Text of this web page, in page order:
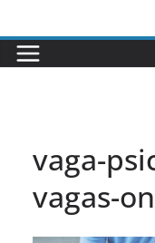
para
o
vaga-
vagas-